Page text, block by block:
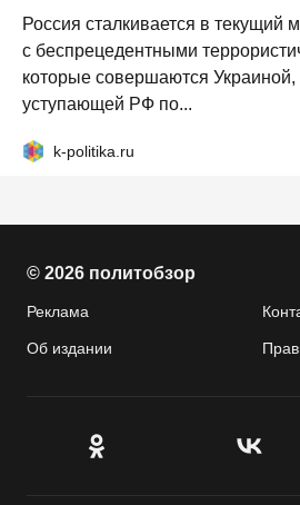
Россия сталкивается в текущий
с беспрецедентными
которые совершаются Украиной,
уступающей РФ по...
k-politika.ru
© 2026 политобзор
Реклама
Об издании